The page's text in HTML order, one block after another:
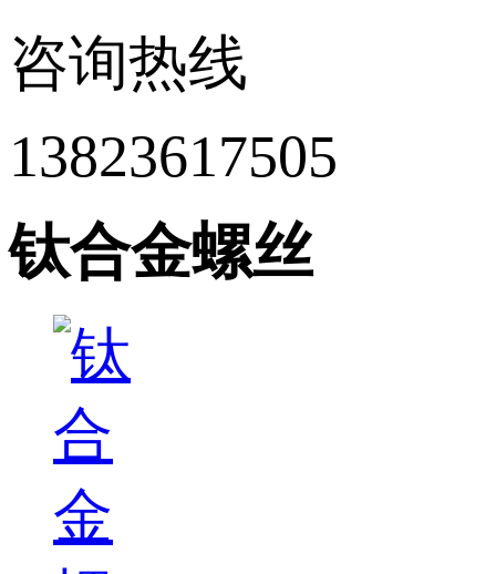
咨询热线
13823617505
钛合金螺丝